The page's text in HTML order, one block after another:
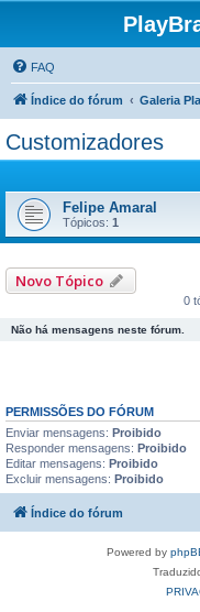
FAQ
Índice do fórum Galeria
Customizadores
Felipe Amaral
Tópicos: 1
Novo Tópico
0
Não há mensagens neste fórum.
PERMISSÕES DO FÓRUM
Enviar mensagens: Proibido
Responder mensagens: Proibido
Editar mensagens: Proibido
Excluir mensagens: Proibido
Índice do fórum
Powered by